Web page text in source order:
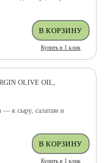
Купить в 1 клик
OLIVE OIL,
— к сыру, салатам и
Купить в 1 клик